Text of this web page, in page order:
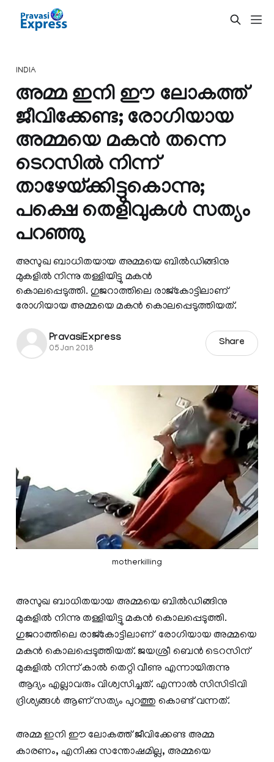
INDIA
അമ്മ ഇനി ഈ ലോകത്ത്
ജീവിക്കേണ്ട; രോഗിയായ
അമ്മയെ മകന്‍ തന്നെ
ടെറസില്‍ നിന്ന്
താഴേയ്ക്കിട്ടുകൊന്നു;
പക്ഷെ തെളിവുകള്‍ സത്യം
പറഞ്ഞു
അസുഖ ബാധിതയായ അമ്മയെ ബില്‍ഡിങ്ങിനു
മുകളില്‍ നിന്നു തള്ളിയിട്ടു മകന്‍
കൊലപ്പെടുത്തി. ഗുജറാത്തിലെ രാജ്‌കോട്ടിലാണ്
രോഗിയായ അമ്മയെ മകന്‍ കൊലപ്പെടുത്തിയത്.
PravasiExpress
05 Jan 2018
Share
motherkilling
അസുഖ ബാധിതയായ അമ്മയെ ബില്‍ഡിങ്ങിനു
മുകളില്‍ നിന്നു തള്ളിയിട്ടു മകന്‍ കൊലപ്പെടുത്തി.
ഗുജറാത്തിലെ രാജ്‌കോട്ടിലാണ് രോഗിയായ അമ്മയെ
മകന്‍ കൊലപ്പെടുത്തിയത്. ജയശ്രീ ബെന്‍ ടെറസിന്
മുകളില്‍ നിന്ന് കാല്‍ തെറ്റി വീണു എന്നായിരുന്നു
ആദ്യം എല്ലാവരും വിശ്വസിച്ചത്. എന്നാല്‍ സിസിടിവി
ദ്രിശ്യങ്ങള്‍ ആണ് സത്യം പുറത്തു കൊണ്ട് വന്നത്.
അമ്മ ഇനി ഈ ലോകത്ത് ജീവിക്കേണ്ട അമ്മ
കാരണം, എനിക്കു സന്തോഷമില്ല, അമ്മയെ